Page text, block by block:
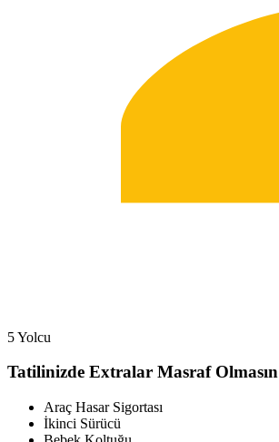
5 Yolcu
Tatilinizde Extralar Masraf Olmasın
Araç Hasar Sigortası
İkinci Sürücü